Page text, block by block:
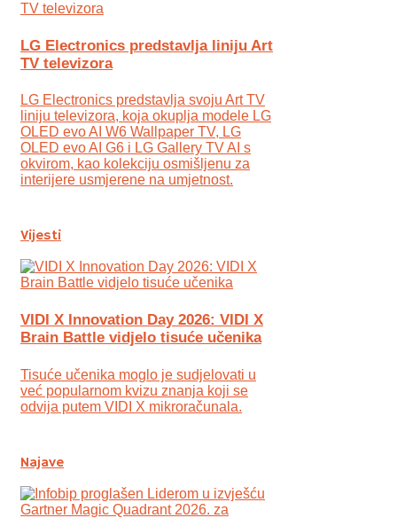
LG Electronics predstavlja liniju Art
TV televizora
LG Electronics predstavlja svoju Art TV
liniju televizora, koja okuplja modele LG
OLED evo AI W6 Wallpaper TV, LG
OLED evo AI G6 i LG Gallery TV AI s
okvirom, kao kolekciju osmišljenu za
interijere usmjerene na umjetnost.
Vijesti
VIDI X Innovation Day 2026: VIDI X
Brain Battle vidjelo tisuće učenika
Tisuće učenika moglo je sudjelovati u
već popularnom kvizu znanja koji se
odvija putem VIDI X mikroračunala.
Najave